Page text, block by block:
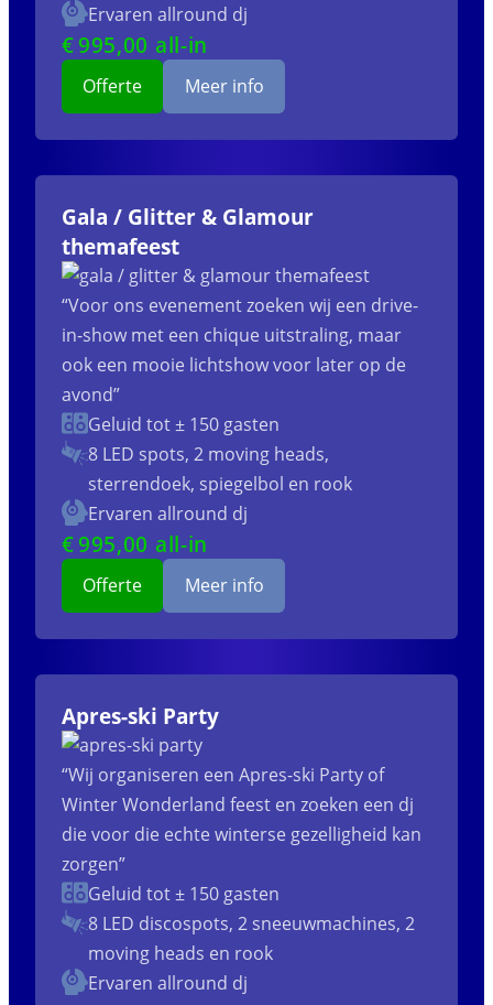
Ervaren allround dj
€995,00 all-in
Offerte Meer info
Gala / Glitter & Glamour
themafeest
“Voor ons evenement zoeken wij een drive-
in-show met een chique uitstraling, maar
ook een mooie lichtshow voor later op de
avond”
Geluid tot ± 150 gasten
8 LED spots, 2 moving heads,
sterrendoek, spiegelbol en rook
Ervaren allround dj
€995,00 all-in
Offerte Meer info
Apres-ski Party
“Wij organiseren een Apres-ski Party of
Winter Wonderland feest en zoeken een dj
die voor die echte winterse gezelligheid kan
zorgen”
Geluid tot ± 150 gasten
8 LED discospots, 2 sneeuwmachines, 2
moving heads en rook
Ervaren allround dj